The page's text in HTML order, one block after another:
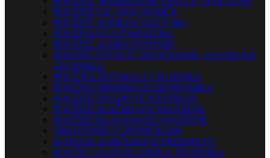
POUŽITÉ CD / DVD NOSIČE
POUŽITÉ AUDIO KAZETY MG
POUŽÍVANÁ LITERATÚRA
POUŽITÉ AUDIO SYSTÉMY
POUŽITÉ SVETLÁ, OSVETLENIE, SVETELNÁ
TECHNIKA
POUŽITÁ ŠTÚDIOVÁ TECHNIKA
POUŽITÁ DROBNÁ ELEKTRONIKA
POUŽITÉ DYCHOVÉ NÁSTROJE
POUŽITÉ SLÁČIKOVÉ NÁSTROJE
POUŽITÉ KLÁVESOVÉ NÁSTROJE
OBLEČENIE S CHYBIČKAMI
B-STOCK DARČEKOVÉ PREDMETY
POUŽITÁ KANCELÁRSKA TECHNIKA